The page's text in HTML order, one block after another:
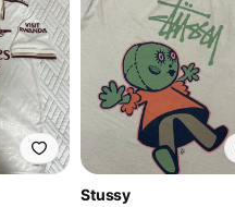
Stussy